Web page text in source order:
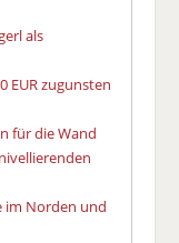
als
EUR zugunsten
für die Wand
im Norden und